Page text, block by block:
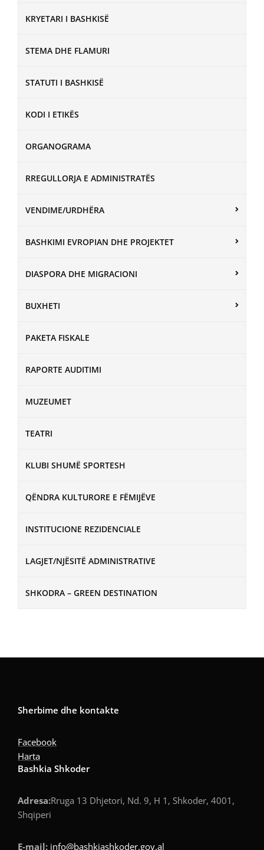
KRYETARI I BASHKISË
STEMA DHE FLAMURI
STATUTI I BASHKISË
KODI I ETIKËS
ORGANOGRAMA
RREGULLORJA E ADMINISTRATËS
VENDIME/URDHËRA
BASHKIMI EVROPIAN DHE PROJEKTET
DIASPORA DHE MIGRACIONI
BUXHETI
PAKETA FISKALE
RAPORTE AUDITIMI
MUZEUMET
TEATRI
KLUBI SHUMË SPORTESH
QËNDRA KULTURORE E FËMIJËVE
INSTITUCIONE REZIDENCIALE
LAGJET/NJËSITË ADMINISTRATIVE
SHKODRA – GREEN DESTINATION
Sherbime dhe kontakte
Facebook
Harta
Bashkia Shkoder
Adresa:Rruga 13 Dhjetori, Nd. 9, H 1, Shkoder, 4001,
Shqiperi
E-mail: info@bashkiashkoder.gov.al